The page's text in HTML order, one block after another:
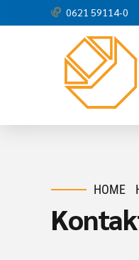
0621 59114-0
HOME